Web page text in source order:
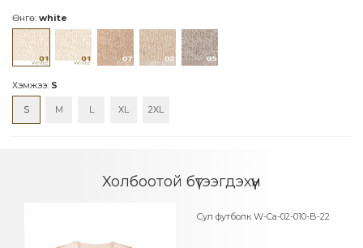
Өнгө: white
Хэмжээ: S
S M L XL 2XL
Холбоотой бүтээгдэхүүн
Сул футболк W-Ca-02-010-B-22